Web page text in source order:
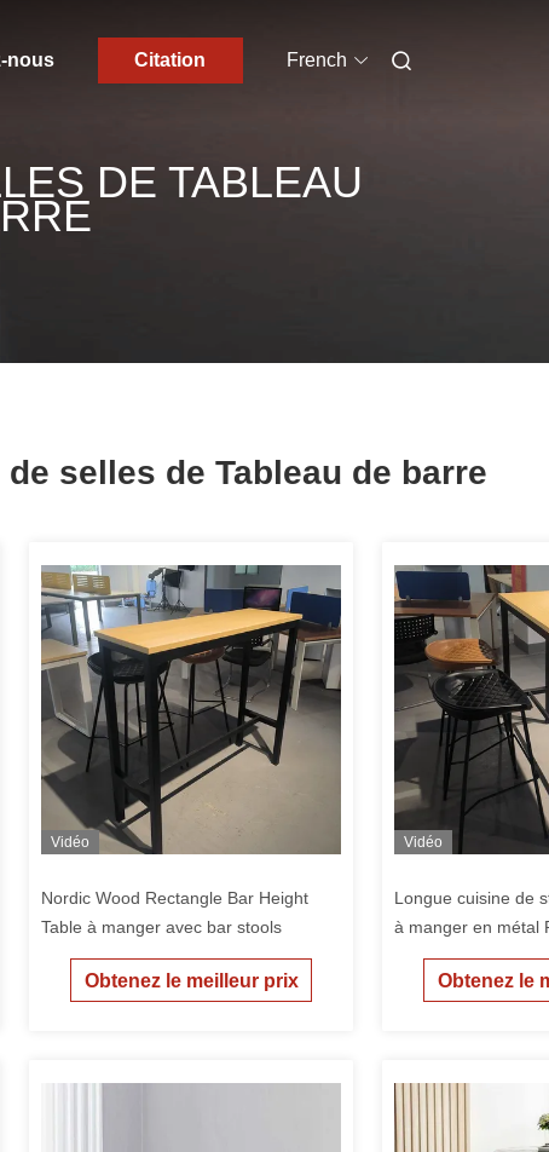
nous Citation French
DE TABLEAU
selles de Tableau de barre
Vidéo
Nordic Wood Rectangle Bar Height
Table à manger avec bar stools
Obtenez le meilleur prix
Vidéo
Longue cuisine de
à manger en métal
Table du bar
Obtenez le